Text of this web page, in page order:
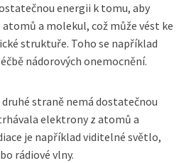
energii k tomu, aby
a molekul, což může vést ke
struktuře. Toho se například
nádorových onemocnění.
straně nemá dostatečnou
elektrony z atomů a
je například viditelné světlo,
rádiové vlny.